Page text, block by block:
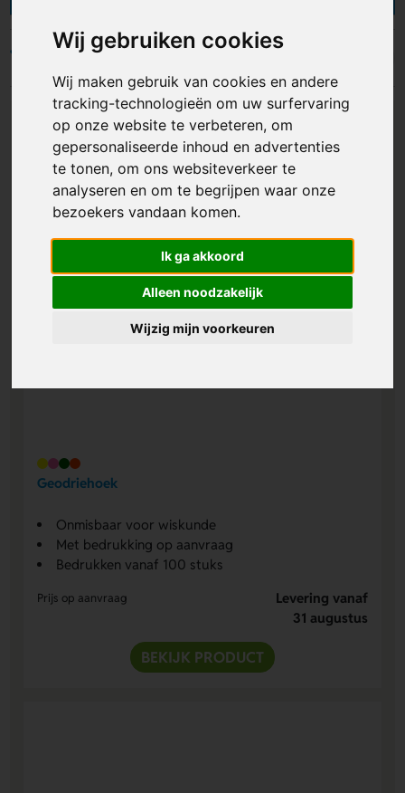
Wij gebruiken cookies
Wij maken gebruik van cookies en andere
tracking-technologieën om uw surfervaring
op onze website te verbeteren, om
gepersonaliseerde inhoud en advertenties
te tonen, om ons websiteverkeer te
analyseren en om te begrijpen waar onze
bezoekers vandaan komen.
Ik ga akkoord
Alleen noodzakelijk
Wijzig mijn voorkeuren
tekenen op schaal. Onze linialen zijn verkrijgbaar
in vrijwel iedere kleur en kunnen bedrukt of
gegraveerd worden met een logo of andere
opdruk. Of je nu een bedrijf, school of beurs
vertegenwoordigt, bedrukte linialen zijn niet
alleen meetinstrumenten maar ook krachtige
promotiematerialen. Bestel jouw liniaal met logo
en geniet van gratis verzending, een snelle
levering en een gratis digitaal voorbeeld.
Geodriehoek
Onmisbaar voor wiskunde
Met bedrukking op aanvraag
Bedrukken vanaf 100 stuks
Prijs op aanvraag
Levering vanaf
31 augustus
BEKIJK PRODUCT